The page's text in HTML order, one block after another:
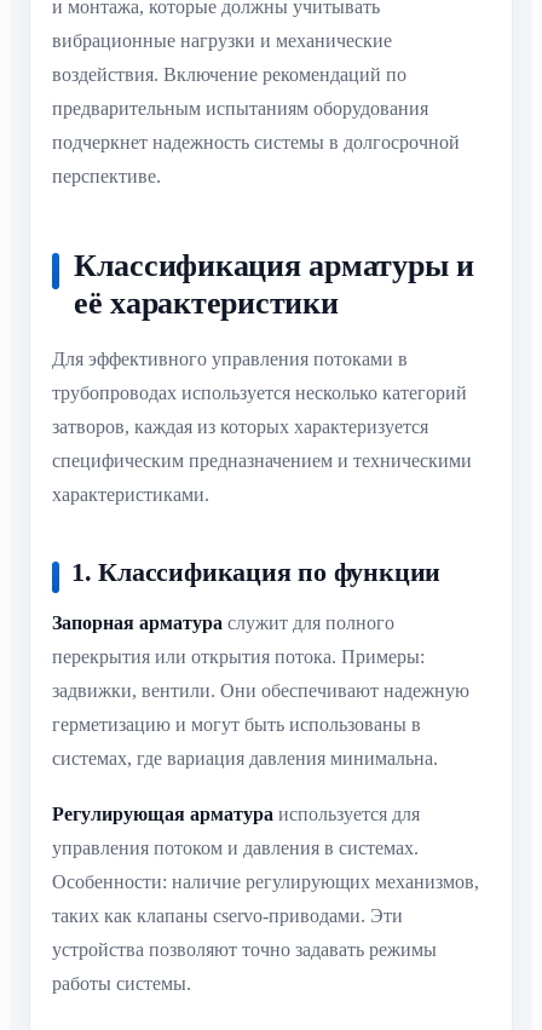
и монтажа, которые должны учитывать
вибрационные нагрузки и механические
воздействия. Включение рекомендаций по
предварительным испытаниям оборудования
подчеркнет надежность системы в долгосрочной
перспективе.
Классификация арматуры и
её характеристики
Для эффективного управления потоками в
трубопроводах используется несколько категорий
затворов, каждая из которых характеризуется
специфическим предназначением и техническими
характеристиками.
1. Классификация по функции
Запорная арматура служит для полного
перекрытия или открытия потока. Примеры:
задвижки, вентили. Они обеспечивают надежную
герметизацию и могут быть использованы в
системах, где вариация давления минимальна.
Регулирующая арматура используется для
управления потоком и давления в системах.
Особенности: наличие регулирующих механизмов,
таких как клапаны сservo-приводами. Эти
устройства позволяют точно задавать режимы
работы системы.